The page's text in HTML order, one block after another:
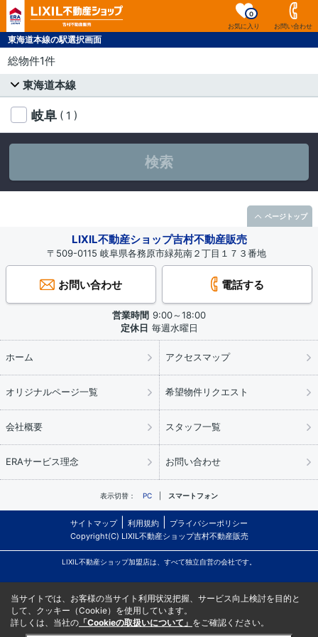
お気に入り
0
お問い合わせ
東海道本線の駅選択画面
総物件1件
東海道本線
岐阜 ( 1 )
検索
LIXIL不動産ショップ吉村不動産販売
〒509-0115 岐阜県各務原市緑苑南２丁目１７３番地
お問い合わせ 電話する
営業時間 9:00～18:00
定休日 毎週水曜日
ホーム アクセスマップ
オリジナルページ一覧 希望物件リクエスト
会社概要 スタッフ一覧
ERAサービス理念 お問い合わせ
表示切替： PC スマートフォン
サイトマップ 利用規約
プライバシーポリシー
Copyright(C) LIXIL不動産ショップ吉村不動産販売
LIXIL不動産ショップ加盟店は、すべて独立自営の会社です。
ページトップ
当サイトでは、お客様の当サイト利用状況把握、サービス向上検討を目的と
して、クッキー（Cookie）を使用しています。
詳しくは、当社の 「Cookieの取扱いについて」 をご確認ください。